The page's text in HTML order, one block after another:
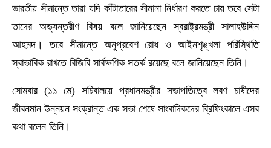
ভারতীয় সীমান্তে তারা যদি কাঁটাতারের সীমানা নির্ধারণ করতে চায় তবে সেটা
তাদের অভ্যন্তরীণ বিষয় বলে জানিয়েছেন স্বরাষ্ট্রমন্ত্রী সালাহউদ্দিন
আহমদ। তবে সীমান্তে অনুপ্রবেশ রোধ ও আইনশৃঙ্খলা পরিস্থিতি
স্বাভাবিক রাখতে বিজিবি সার্বক্ষণিক সতর্ক রয়েছে বলে জানিয়েছেন তিনি।
সোমবার (১১ মে) সচিবালয়ে প্রধানমন্ত্রীর সভাপতিত্বে লবণ চাষীদের
জীবনমান উন্নয়ন সংক্রান্ত এক সভা শেষে সাংবাদিকদের ব্রিফিংকালে এসব
কথা বলেন তিনি।